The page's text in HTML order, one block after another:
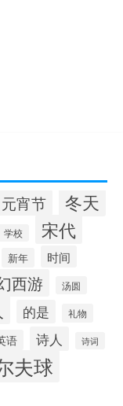
元宵节 冬天
学校 宋代
新年 时间
西游 汤圆
的是 礼物
语 诗人 诗词
夫球